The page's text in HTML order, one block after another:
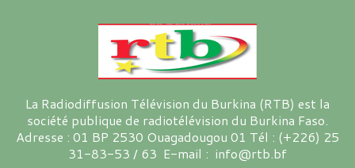
La Radiodiffusion Télévision du Burkina (RTB) est la
société publique de radiotélévision du Burkina Faso.
Adresse : 01 BP 2530 Ouagadougou 01 Tél : (+226) 25
31-83-53 / 63 E-mail : info@rtb.bf